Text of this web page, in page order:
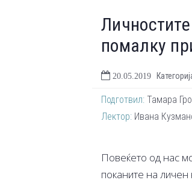
помалку
20.05.2019
Подготвил: Тамара
Лектор: Ивана
Повеќето од нас
поканите на